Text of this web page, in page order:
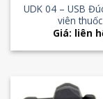
UDK 04 – USB
viên thuốc
Giá: liên